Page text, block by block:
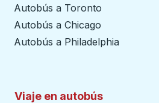
Autobús a Toronto
Autobús a Chicago
Autobús a Philadelphia
Viaje en autobús